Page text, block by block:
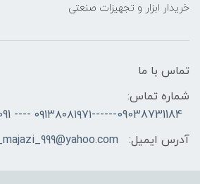
خریدار ابزار و تجهیزات صنعتی
تماس با ما
شماره تماس:
09038731184------۰۹۱۳۸۰۸۱۹۷۱ ---- ۰۹132298091 مجازی
آدرس ایمیل: